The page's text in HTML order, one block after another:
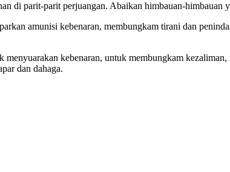
di parit-parit perjuangan. Abaikan himbauan-himbauan
amunisi kebenaran, membungkam tirani dan
kebenaran, untuk membungkam
dan dahaga.